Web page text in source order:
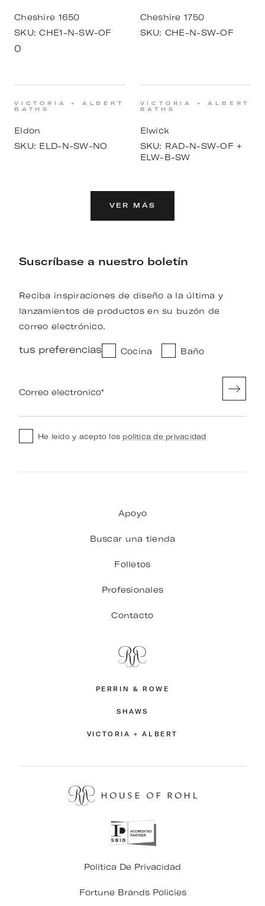
Cheshire 1650
SKU:CHE1-N-SW-OF
0
Cheshire 1750
SKU: CHE-N-SW-OF
VICTORIA + ALBERT
BATHS
Eldon
SKU: ELD-N-SW-NO
VICTORIA + ALBERT
BATHS
Elwick
SKU: RAD-N-SW-OF +
ELW-B-SW
VER MÁS
Suscríbase a nuestro boletín
Reciba inspiraciones de diseño a la última y
lanzamientos de productos en su buzón de
correo electrónico.
tus preferencias Cocina Baño
Correo electronico*
He leído y acepto los politica de privacidad
Apoyo
Buscar una tienda
Folletos
Profesionales
Contacto
PERRIN & ROWE
SHAWS
VICTORIA + ALBERT
Política De Privacidad
Fortune Brands Policies